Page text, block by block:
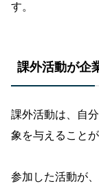
す。
課外活動が企
課外活動は、自
象を与えることが
参加した活動が